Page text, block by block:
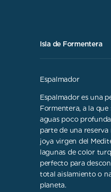
Isla de Formentera
Espalmador
Espalmador es una
Formentera, a la
aguas poco
parte de una
joya virgen del
lagunas de color
perfecto para
total aislamiento o
planeta.